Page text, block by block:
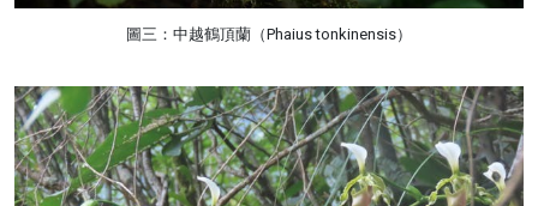
圖三：中越鶴頂蘭（Phaius tonkinensis）